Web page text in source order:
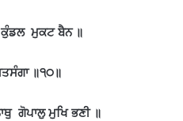
ਕੁੰਡਲ ਮੁਕਟ ਬੈਨ ॥
॥੧੦॥
ਗੋਪਾਲੁ ਮੁਖਿ ਭਣੀ ॥